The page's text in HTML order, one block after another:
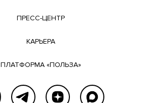
ПРЕСС-ЦЕНТР
КАРЬЕРА
ПЛАТФОРМА «ПОЛЬЗА»